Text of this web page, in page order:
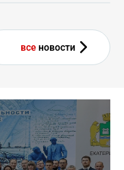
всеновости